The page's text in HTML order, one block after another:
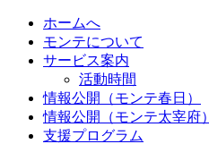
ホームへ
モンテについて
サービス案内
活動時間
情報公開（モンテ春日）
情報公開（モンテ太宰府）
支援プログラム